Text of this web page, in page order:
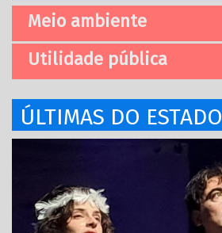
Meio ambiente
Utilidade pública
ÚLTIMAS DO ESTADO